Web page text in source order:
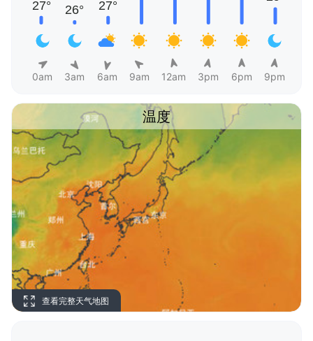
0am 3am 6am 9am 12am 3pm 6pm 9pm
温度
查看完整天气地图